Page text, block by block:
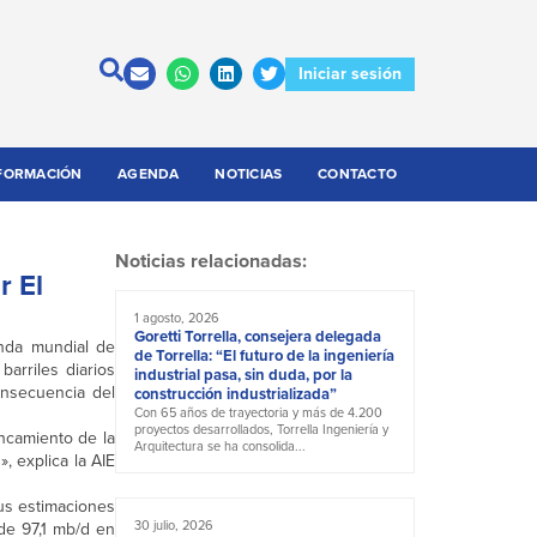
Iniciar sesión
AGENDA NOTICIAS CONTACTO
El
mundial de
diarios
del
de la
explica la AIE
estimaciones
97,1 mb/d en
Noticias relacionadas:
1 agosto, 2026
Goretti Torrella, consejera delegada
de Torrella: “El futuro de la ingeniería
industrial pasa, sin duda, por la
construcción industrializada”
Con 65 años de trayectoria y más de 4.200
proyectos desarrollados, Torrella Ingeniería y
Arquitectura se ha consolida...
30 julio, 2026